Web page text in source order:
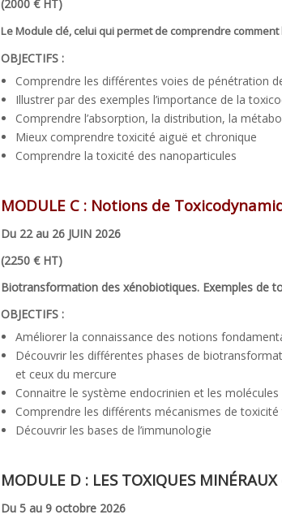
(2000 € HT)
Le Module clé, celui qui permet de comprendre
OBJECTIFS :
Comprendre les différentes voies de pénétration
Illustrer par des exemples l’importance de la
Comprendre l’absorption, la distribution, la
Mieux comprendre toxicité aiguë et chronique
Comprendre la toxicité des nanoparticules
MODULE C : Notions de
Du 22 au 26 JUIN 2026
(2250 € HT)
Biotransformation des xénobiotiques. Exemples de
OBJECTIFS :
Améliorer la connaissance des notions
Découvrir les différentes phases de
et ceux du mercure
Connaitre le système endocrinien et les
Comprendre les différents mécanismes de
Découvrir les bases de l’immunologie
MODULE D : LES TOXIQUES
Du 5 au 9 octobre 2026